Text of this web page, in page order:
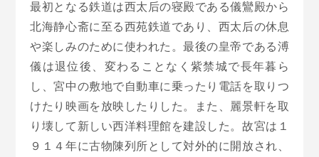
最初となる鉄道は西太后の寝殿である儀鸞殿から
北海静心斋に至る西苑鉄道であり、西太后の休息
や楽しみのために使われた。最後の皇帝である溥
儀は退位後、変わることなく紫禁城で長年暮ら
し、宮中の敷地で自動車に乗ったり電話を取りつ
けたり映画を放映したりした。また、麗景軒を取
り壊して新しい西洋料理館を建設した。故宮は１
９１４年に古物陳列所として対外的に開放され、